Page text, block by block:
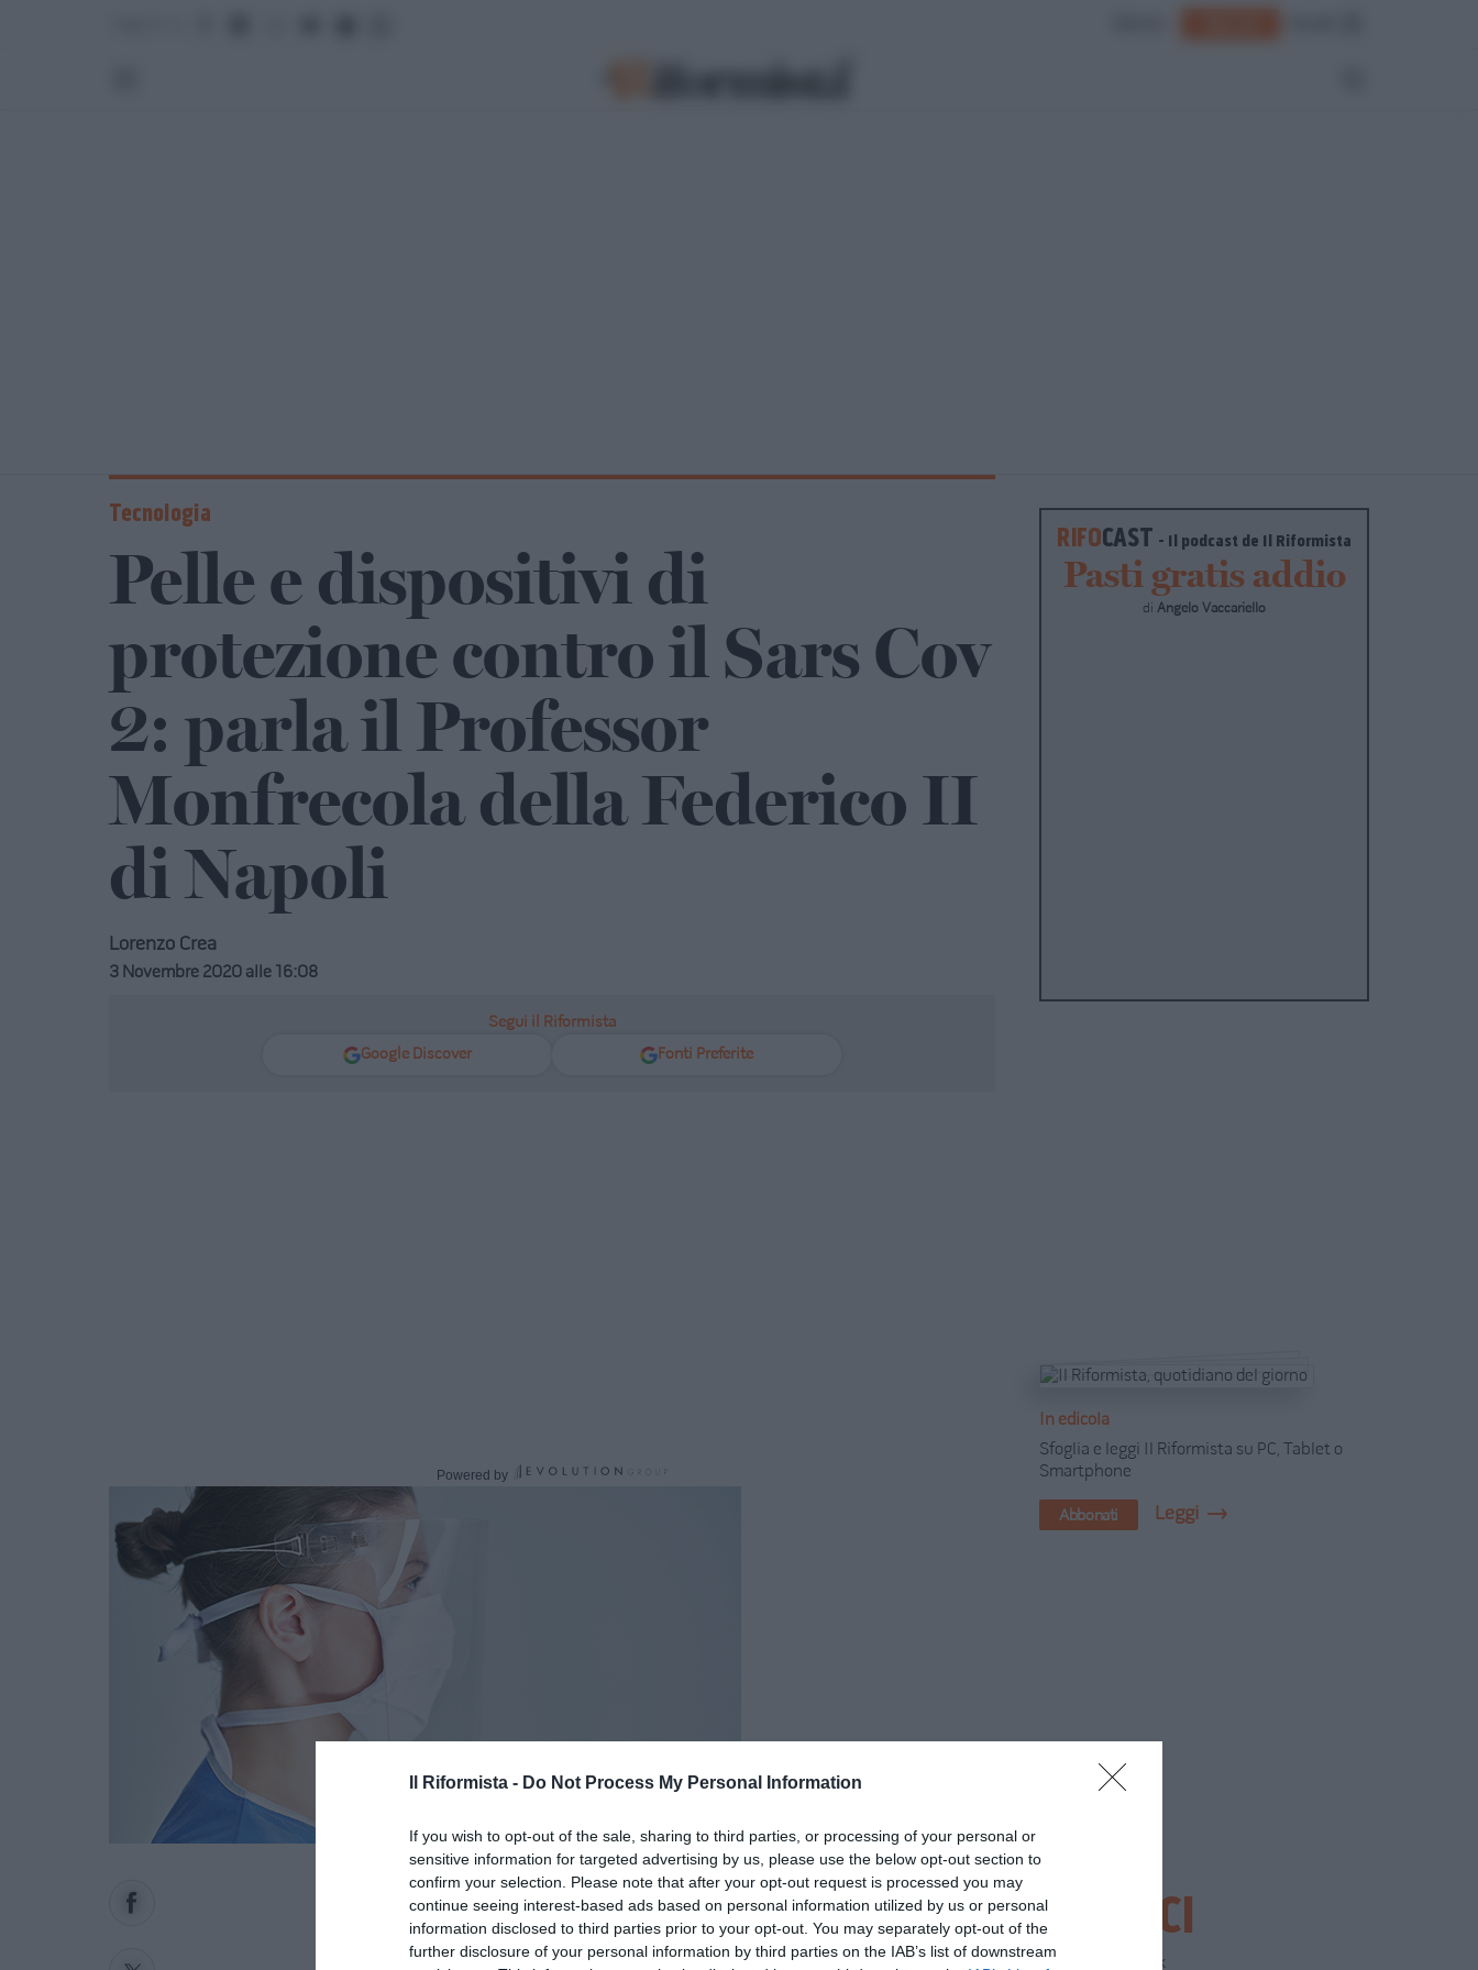
Il Riformista - Do Not Process My Personal Information
If you wish to opt-out of the sale, sharing to third parties, or processing of your personal or
sensitive information for targeted advertising by us, please use the below opt-out section to
confirm your selection. Please note that after your opt-out request is processed you may
continue seeing interest-based ads based on personal information utilized by us or personal
information disclosed to third parties prior to your opt-out. You may separately opt-out of the
further disclosure of your personal information by third parties on the IAB’s list of downstream
Tecnologia
Pelle e dispositivi di
protezione contro il Sars Cov
2: parla il Professor
Monfrecola della Federico II
di Napoli
Lorenzo Crea
3 Novembre 2020 alle 16:08
Segui il Riformista
Google Discover
Fonti Preferite
Powered by
RIFOCAST - Il podcast de Il Riformista
Pasti gratis addio
di Angelo Vaccariello
In edicola
Sfoglia e leggi Il Riformista su PC, Tablet o
Smartphone
Abbonati Leggi
SEGUICI
Facebook